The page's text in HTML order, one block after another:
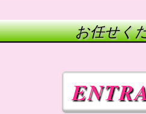
お任せく